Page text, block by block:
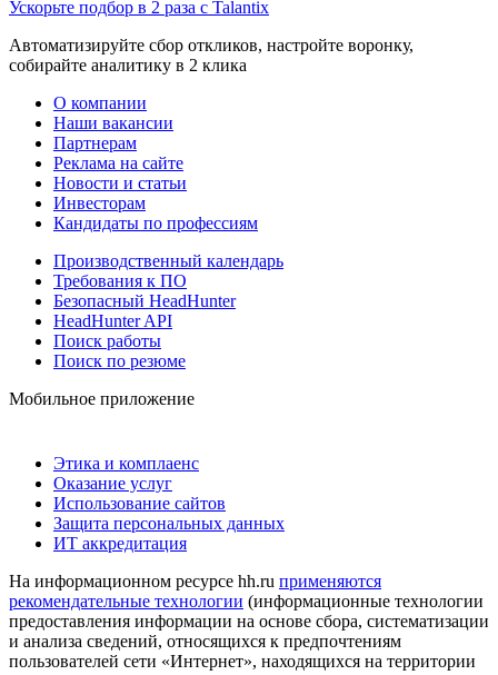
Ускорьте подбор в 2 раза с Talantix
Автоматизируйте сбор откликов, настройте воронку,
собирайте аналитику в 2 клика
О компании
Наши вакансии
Партнерам
Реклама на сайте
Новости и статьи
Инвесторам
Кандидаты по профессиям
Производственный календарь
Требования к ПО
Безопасный HeadHunter
HeadHunter API
Поиск работы
Поиск по резюме
Мобильное приложение
Этика и комплаенс
Оказание услуг
Использование сайтов
Защита персональных данных
ИТ аккредитация
На информационном ресурсе hh.ru применяются
рекомендательные технологии (информационные технологии
предоставления информации на основе сбора, систематизации
и анализа сведений, относящихся к предпочтениям
пользователей сети «Интернет», находящихся на территории